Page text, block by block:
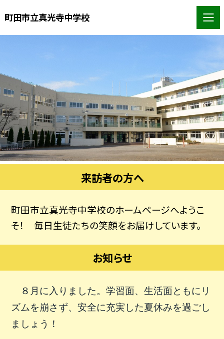
町田市立真光寺中学校
来訪者の方へ
町田市立真光寺中学校のホームページへようこ
そ！ 毎日生徒たちの笑顔をお届けしています。
お知らせ
８月に入りました。学習面、生活面ともにリ
ズムを崩さず、安全に充実した夏休みを過ごし
ましょう！